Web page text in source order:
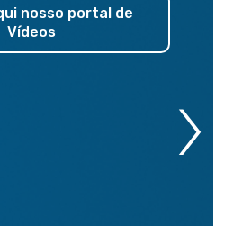
nosso portal de
Vídeos
›